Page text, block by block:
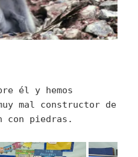
él y hemos
mal constructor de
con piedras.